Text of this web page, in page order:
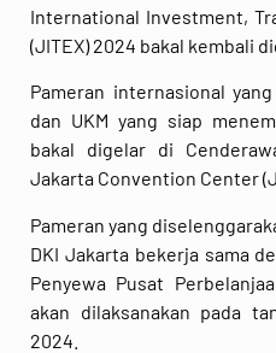
International Investment,
(JITEX) 2024 bakal kembali
Pameran internasional
dan UKM yang siap
bakal digelar di
Jakarta Convention Center
Pameran yang
DKI Jakarta bekerja sama
Penyewa Pusat
akan dilaksanakan pada
2024.